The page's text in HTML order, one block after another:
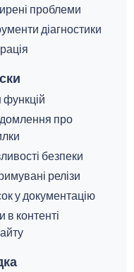
проблеми
діагностики
про
безпеки
релізи
у документацію
в контенті